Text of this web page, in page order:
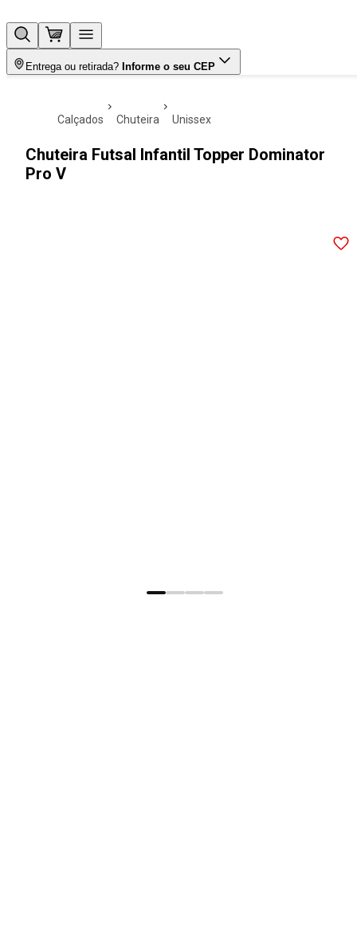
Entrega ou retirada? Informe o seu CEP
calçados chuteira unissex
Chuteira Futsal Infantil Topper Dominator
Pro V